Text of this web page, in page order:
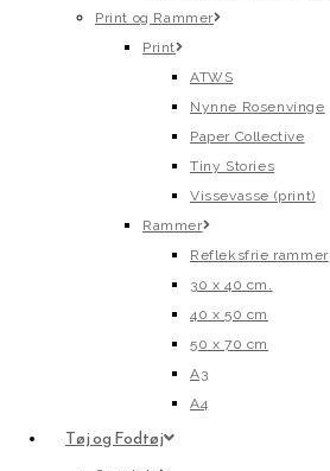
Print og Rammer
Print
ATWS
Nynne Rosenvinge
Paper Collective
Tiny Stories
Vissevasse (print)
Rammer
Refleksfrie rammer
30 x 40 cm.
40 x 50 cm
50 x 70 cm
A3
A4
Tøj og Fodtøj